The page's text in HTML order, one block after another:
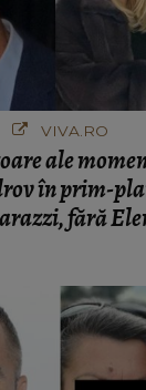
VIVA.RO
ale
în prim-
fără